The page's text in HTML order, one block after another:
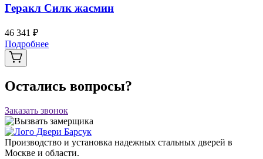
Геракл Силк жасмин
46 341 ₽
Подробнее
Остались вопросы?
Заказать звонок
Производство и установка надежных стальных дверей в
Москве и области.